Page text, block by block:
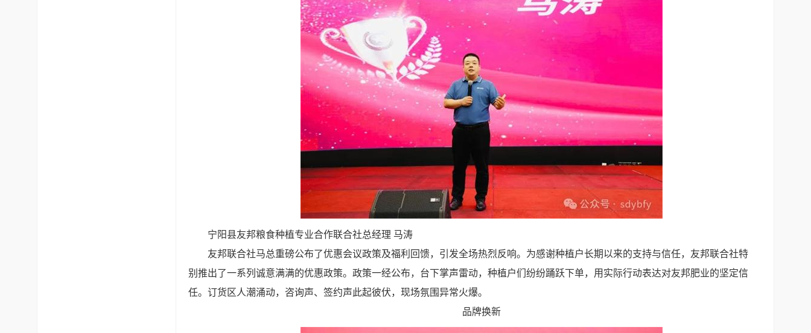
宁阳县友邦粮食种植专业合作联合社总经理 马涛
友邦联合社马总重磅公布了优惠会议政策及福利回馈，引发全场热烈反响。为感谢种植户长期以来的支持与信任，友邦联合社特
别推出了一系列诚意满满的优惠政策。政策一经公布，台下掌声雷动，种植户们纷纷踊跃下单，用实际行动表达对友邦肥业的坚定信
任。订货区人潮涌动，咨询声、签约声此起彼伏，现场氛围异常火爆。
品牌换新